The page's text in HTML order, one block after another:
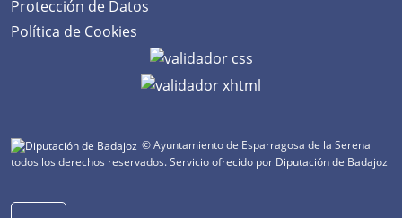
Protección de Datos
Política de Cookies
© Ayuntamiento de Esparragosa de la Serena
todos los derechos reservados.Servicio ofrecido por Diputación de Badajoz